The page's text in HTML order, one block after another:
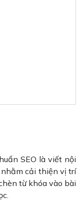
SEO là viết nội
nhằm cải thiện vị trí
từ khóa vào bài